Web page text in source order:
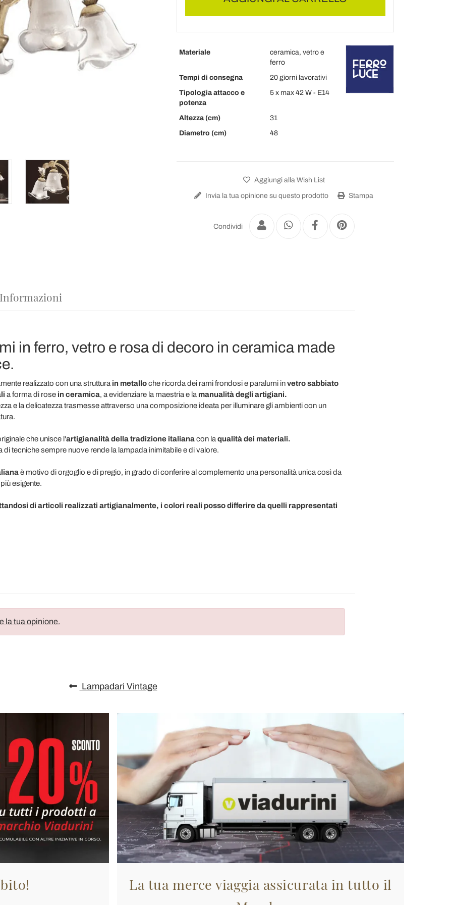
Materiale
ceramica, vetro e
ferro
Tempi di consegna
20 giorni lavorativi
Tipologia attacco e
potenza
5 x max 42 W - E14
Altezza (cm)
31
Diametro (cm)
48
Aggiungi alla Wish List
Invia la tua opinione su questo prodotto Stampa
Condividi
in ferro, vetro e rosa di decoro in ceramica made
realizzato con una struttura in metalloche ricorda dei rami frondosi e paralumi invetro sabbiato
a forma di rosein ceramica, a evidenziare la maestria e la manualità degli artigiani.
e la delicatezza trasmesse attraverso una composizione ideata per illuminare gli ambienti con un
che unisce l'artigianalità della tradizione italianacon la qualità dei materiali.
di tecniche sempre nuove rende la lampada inimitabile e di valore.
è motivo di orgoglio e di pregio, in grado di conferire al complemento una personalità unica così da
esigente.
di articoli realizzati artigianalmente, i colori reali posso differire da quelli rappresentati
la tua opinione.
Lampadari Vintage
La tua merce viaggia assicurata in tutto il